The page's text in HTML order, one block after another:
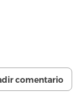
comentario